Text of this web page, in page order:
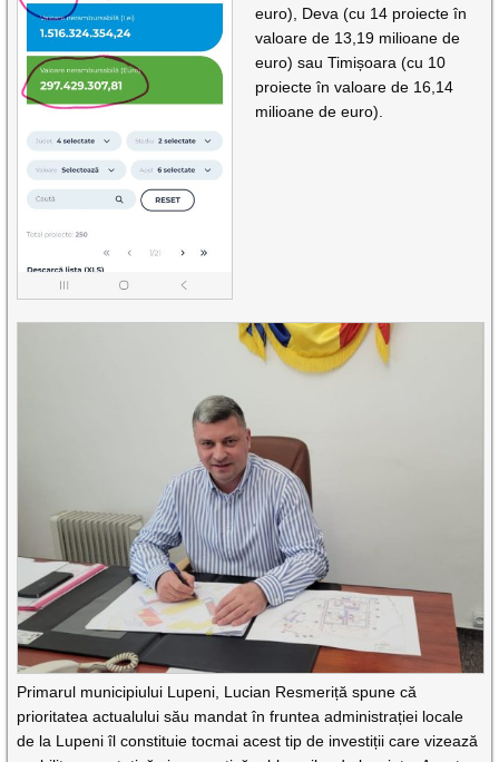
euro), Deva (cu 14 proiecte în
valoare de 13,19 milioane de
euro) sau Timișoara (cu 10
proiecte în valoare de 16,14
milioane de euro).
Primarul municipiului Lupeni, Lucian Resmeriță spune că
prioritatea actualului său mandat în fruntea administrației locale
de la Lupeni îl constituie tocmai acest tip de investiții care vizează